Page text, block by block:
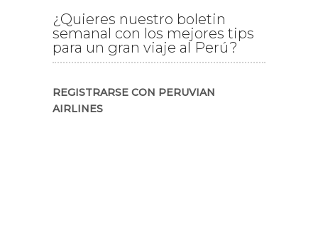
¿Quieres nuestro boletin
semanal con los mejores tips
para un gran viaje al Perú?
REGISTRARSE CON PERUVIAN
AIRLINES